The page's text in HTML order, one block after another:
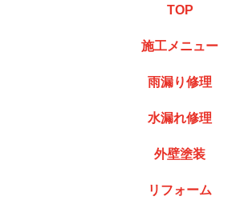
TOP
施工メニュー
雨漏り修理
水漏れ修理
外壁塗装
リフォーム